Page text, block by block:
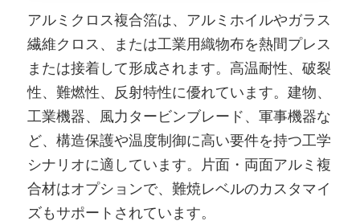
アルミクロス複合箔は、アルミホイルやガラス
繊維クロス、または工業用織物布を熱間プレス
または接着して形成されます。高温耐性、破裂
性、難燃性、反射特性に優れています。建物、
工業機器、風力タービンブレード、軍事機器な
ど、構造保護や温度制御に高い要件を持つ工学
シナリオに適しています。片面・両面アルミ複
合材はオプションで、難焼レベルのカスタマイ
ズもサポートされています。